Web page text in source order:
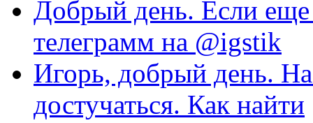
Добрый день. Если еще
телеграмм на @igstik
Игорь, добрый день. На
достучаться. Как найти